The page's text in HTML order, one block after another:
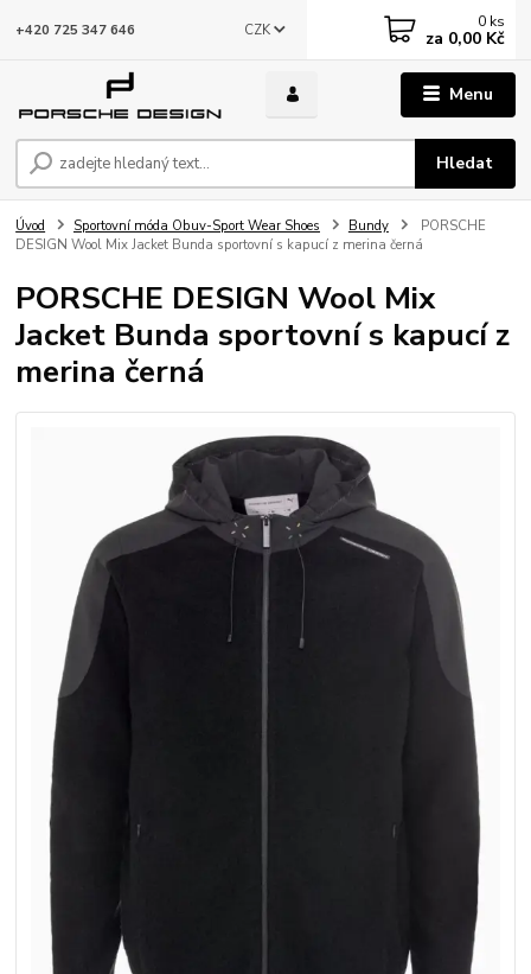
Menu
CZK
Hledat
+420 725 347 646 0 ks
za 0,00 Kč
Úvod Sportovní móda Obuv-Sport Wear Shoes Bundy
PORSCHE
DESIGN Wool Mix Jacket Bunda sportovní s kapucí z merina černá
PORSCHE DESIGN Wool Mix
Jacket Bunda sportovní s kapucí z
merina černá